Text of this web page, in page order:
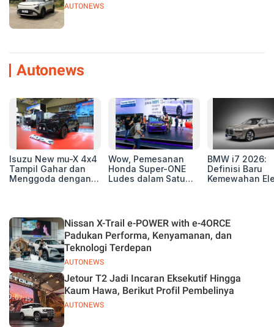
AUTONEWS
Autonews
Isuzu New mu-X 4x4
Tampil Gahar dan
Menggoda dengan
Wow, Pemesanan
Honda Super-ONE
Ludes dalam Satu
BMW i7 2026:
Definisi Baru
Kemewahan
AUTONEWS
Nissan X-Trail e-POWER with e-4ORCE
Padukan Performa, Kenyamanan, dan
Teknologi Terdepan
AUTONEWS
Jetour T2 Jadi Incaran Eksekutif Hingga
Kaum Hawa, Berikut Profil Pembelinya